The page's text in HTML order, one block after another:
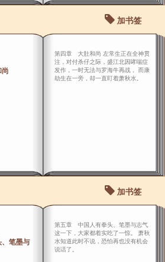
加书签
尚
第四章 大肚和尚 左常生正在全神贯
注，对付杀仔之际，盛江北因哮喘症
发作，一时无法与罗海牛再战， 而康
劫生在一旁，却一直盯着萧秋水。
加书签
、笔墨与
第五章 中国人有拳头、笔墨与志气
这一下，大家都着实吃了一惊。 萧秋
水知道此时不说，恐怕再也没有机会
说话了。